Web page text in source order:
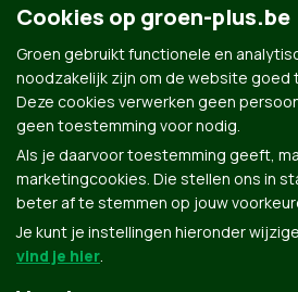
Kies samen met mij
menselijke, eerlijke
gezonde thuis.
Cookies op groen-plus.be
Groen gebruikt functionele en
noodzakelijk zijn om de website goed
Deze cookies verwerken geen
geen toestemming voor nodig.
Als je daarvoor toestemming geeft,
marketingcookies. Die stellen ons in
beter af te stemmen op jouw
Je kunt je instellingen hieronder
vind je hier.